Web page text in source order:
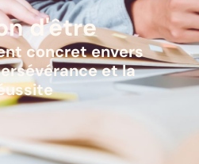
d'être
concret envers
et la